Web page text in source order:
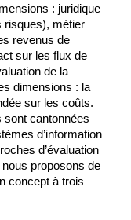
: juridique
risques), métier
revenus de
sur les flux de
de la
dimensions : la
sur les coûts.
sont cantonnées
d’information
d’évaluation
nous proposons de
concept à trois